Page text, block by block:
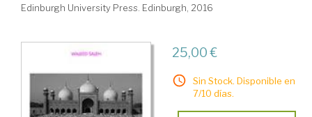
Edinburgh University Press. Edinburgh, 2016
25,00 €
Sin Stock. Disponible en
7/10 días.